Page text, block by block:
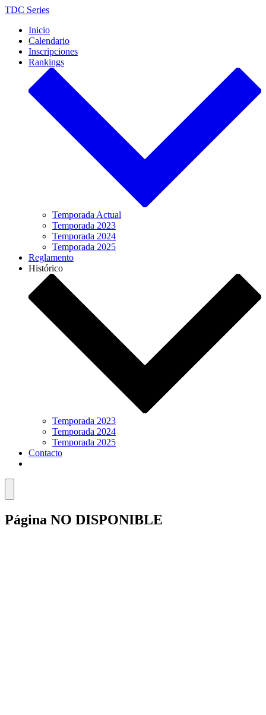
Saltar
contenido
TDC Series
Inicio
Calendario
Inscripciones
Rankings
Temporada Actual
Temporada 2023
Temporada 2024
Temporada 2025
Reglamento
Histórico
Temporada 2023
Temporada 2024
Temporada 2025
Contacto
Menú
Página NO DISPONIBLE